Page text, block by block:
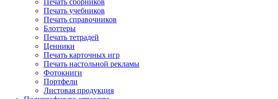
Печать сборников
Печать учебников
Печать справочников
Блоттеры
Печать тетрадей
Ценники
Печать карточных игр
Печать настольной рекламы
Фотокниги
Портфели
Листовая продукция